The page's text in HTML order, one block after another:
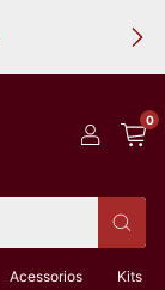
0
Acessorios Kits